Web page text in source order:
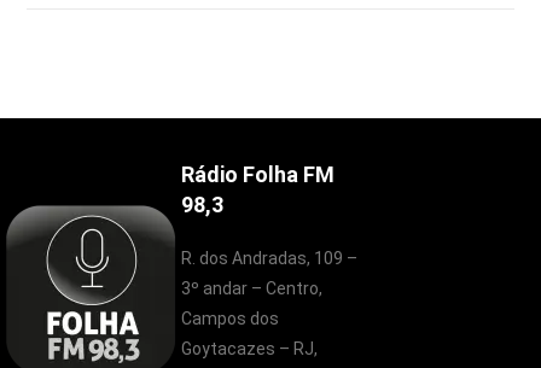
Rádio Folha FM
98,3
R. dos Andradas, 109 –
3º andar – Centro,
Campos dos
Goytacazes – RJ,